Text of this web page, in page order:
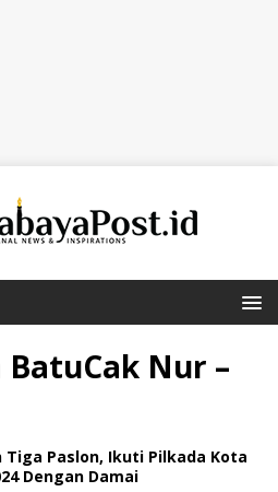
Nur –
Tiga Paslon, Ikuti Pilkada Kota
Dengan Damai